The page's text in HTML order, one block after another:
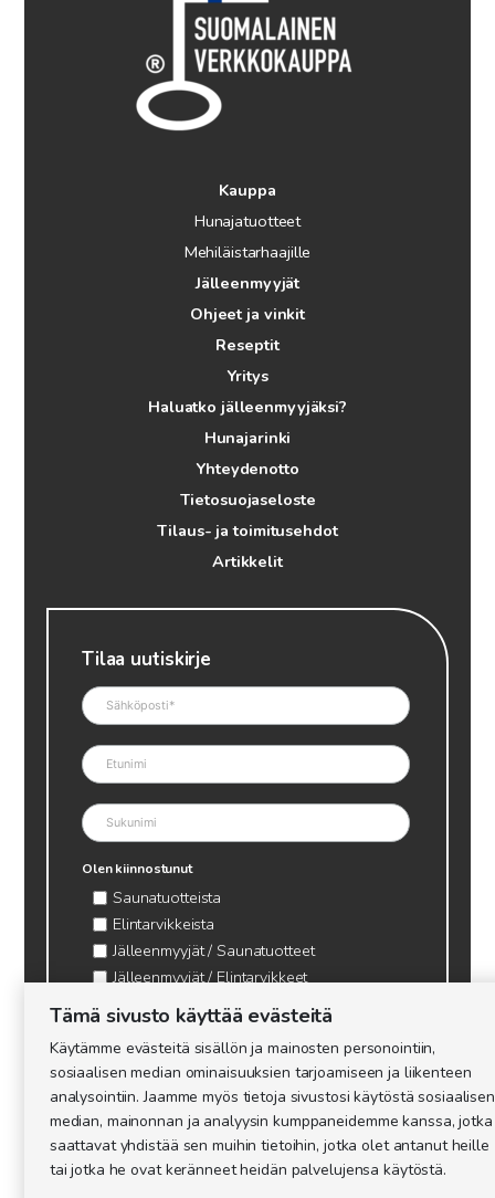
Kauppa
Hunajatuotteet
Mehiläistarhaajille
Jälleenmyyjät
Ohjeet ja vinkit
Reseptit
Yritys
Haluatko jälleenmyyjäksi?
Hunajarinki
Yhteydenotto
Tietosuojaseloste
Tilaus- ja toimitusehdot
Artikkelit
Tilaa uutiskirje
Olen kiinnostunut
Saunatuotteista
Elintarvikkeista
Jälleenmyyjät / Saunatuotteet
Jälleenmyyjät / Elintarvikkeet
Kynttilätarvikkeet & mehiläisvaha
Mehiläistarvikkeet
Ajankohtaista & tietopaketit tarhaajalle
Tämä sivusto käyttää evästeitä
Käytämme evästeitä sisällön ja mainosten personointiin,
sosiaalisen median ominaisuuksien tarjoamiseen ja liikenteen
analysointiin. Jaamme myös tietoja sivustosi käytöstä sosiaalisen
median, mainonnan ja analyysin kumppaneidemme kanssa, jotka
saattavat yhdistää sen muihin tietoihin, jotka olet antanut heille
tai jotka he ovat keränneet heidän palvelujensa käytöstä.